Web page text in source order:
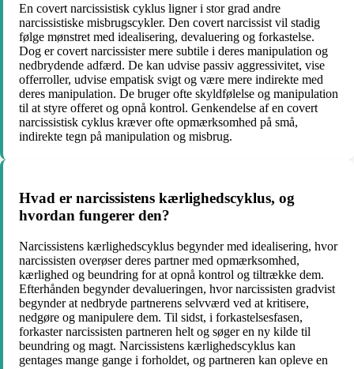
En covert narcissistisk cyklus ligner i stor grad andre
narcissistiske misbrugscykler. Den covert narcissist vil stadig
følge mønstret med idealisering, devaluering og forkastelse.
Dog er covert narcissister mere subtile i deres manipulation og
nedbrydende adfærd. De kan udvise passiv aggressivitet, vise
offerroller, udvise empatisk svigt og være mere indirekte med
deres manipulation. De bruger ofte skyldfølelse og manipulation
til at styre offeret og opnå kontrol. Genkendelse af en covert
narcissistisk cyklus kræver ofte opmærksomhed på små,
indirekte tegn på manipulation og misbrug.
Hvad er narcissistens kærlighedscyklus, og
hvordan fungerer den?
Narcissistens kærlighedscyklus begynder med idealisering, hvor
narcissisten overøser deres partner med opmærksomhed,
kærlighed og beundring for at opnå kontrol og tiltrække dem.
Efterhånden begynder devalueringen, hvor narcissisten gradvist
begynder at nedbryde partnerens selvværd ved at kritisere,
nedgøre og manipulere dem. Til sidst, i forkastelsesfasen,
forkaster narcissisten partneren helt og søger en ny kilde til
beundring og magt. Narcissistens kærlighedscyklus kan
gentages mange gange i forholdet, og partneren kan opleve en